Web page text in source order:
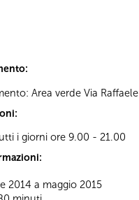
Area verde Via
i giorni ore 9.00 - 21.00
2014 a maggio 2015